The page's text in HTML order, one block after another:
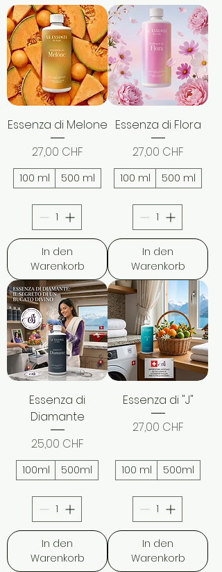
Essenza di Melone
Preis
27,00 CHF
100 ml 500 ml
In den
Warenkorb
Essenza di Flora
Preis
27,00 CHF
100 ml 500 ml
In den
Warenkorb
Essenza di
Diamante
Preis
25,00 CHF
100ml 500ml
In den
Warenkorb
Essenza di "J"
Preis
27,00 CHF
100 ml 500ml
In den
Warenkorb